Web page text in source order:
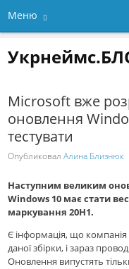
Меню
Microsoft вже
оновлення
тестувати
ОпубликовалАлина Близнюк
Наступним великим
Windows 10 має стати
маркування 20H1.
Є інформація, що
даної збірки, і зараз
Оновлення випустять